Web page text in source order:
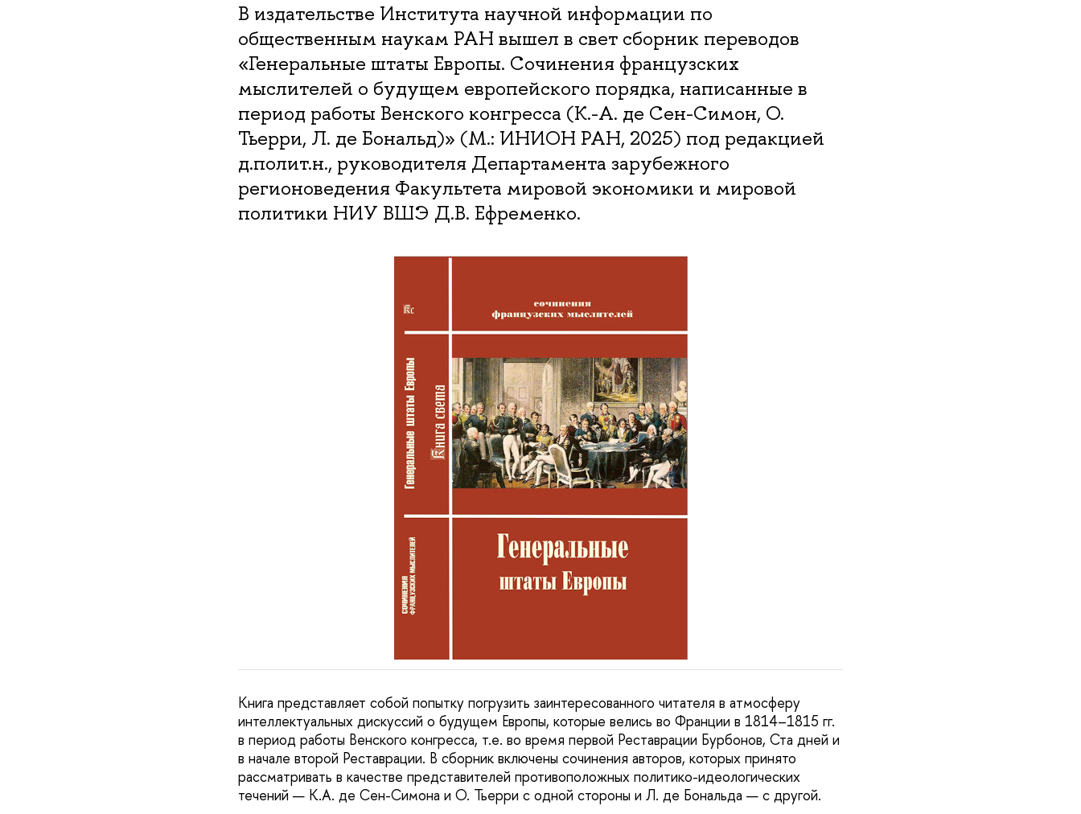
В издательстве Института научной информации по
общественным наукам РАН вышел в свет сборник переводов
«Генеральные штаты Европы. Сочинения французских
мыслителей о будущем европейского порядка, написанные в
период работы Венского конгресса (К.-А. де Сен-Симон, О.
Тьерри, Л. де Бональд)» (М.: ИНИОН РАН, 2025) под редакцией
д.полит.н., руководителя Департамента зарубежного
регионоведения Факультета мировой экономики и мировой
политики НИУ ВШЭ Д.В. Ефременко.
Книга представляет собой попытку погрузить заинтересованного читателя в атмосферу
интеллектуальных дискуссий о будущем Европы, которые велись во Франции в 1814–1815 гг.
в период работы Венского конгресса, т.е. во время первой Реставрации Бурбонов, Ста дней и
в начале второй Реставрации. В сборник включены сочинения авторов, которых принято
рассматривать в качестве представителей противоположных политико-идеологических
течений — К.А. де Сен-Симона и О. Тьерри с одной стороны и Л. де Бональда — с другой.